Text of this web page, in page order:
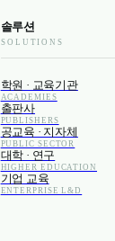
솔루션
SOLUTIONS
학원 · 교육기관
ACADEMIES
출판사
PUBLISHERS
공교육 · 지자체
PUBLIC SECTOR
대학 · 연구
HIGHER EDUCATION
기업 교육
ENTERPRISE L&D